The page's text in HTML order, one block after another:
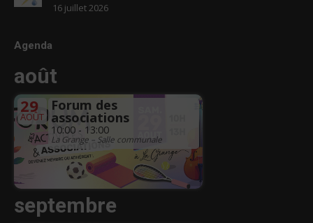
16 juillet 2026
Agenda
août
29
AOÛT
Forum des
associations
10:00 - 13:00
La Grange – Salle communale
septembre